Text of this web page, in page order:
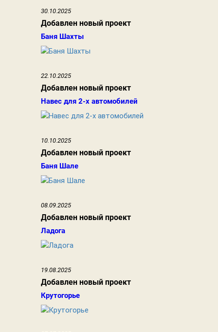
30.10.2025
Добавлен новый проект
Баня Шахты
22.10.2025
Добавлен новый проект
Навес для 2-х автомобилей
10.10.2025
Добавлен новый проект
Баня Шале
08.09.2025
Добавлен новый проект
Ладога
19.08.2025
Добавлен новый проект
Крутогорье